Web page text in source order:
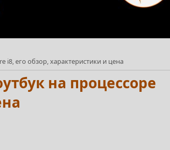
его обзор, характеристики и цена
на процессоре